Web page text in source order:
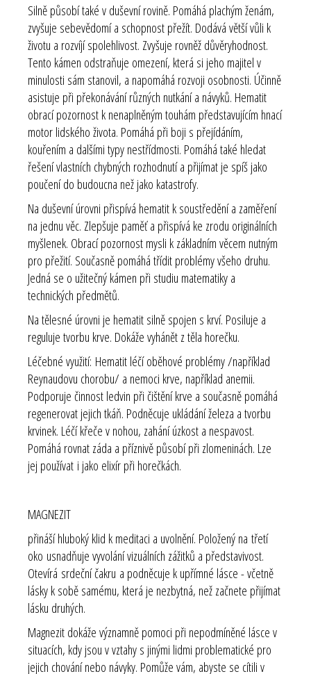
Silně působí také v duševní rovině. Pomáhá plachým ženám,
zvyšuje sebevědomí a schopnost přežít. Dodává větší vůli k
životu a rozvíjí spolehlivost. Zvyšuje rovněž důvěryhodnost.
Tento kámen odstraňuje omezení, která si jeho majitel v
minulosti sám stanovil, a napomáhá rozvoji osobnosti. Účinně
asistuje při překonávání různých nutkání a návyků. Hematit
obrací pozornost k nenaplněným touhám představujícím hnací
motor lidského života. Pomáhá při boji s přejídáním,
kouřením a dalšími typy nestřídmosti. Pomáhá také hledat
řešení vlastních chybných rozhodnutí a přijímat je spíš jako
poučení do budoucna než jako katastrofy.
Na duševní úrovni přispívá hematit k soustředění a zaměření
na jednu věc. Zlepšuje paměť a přispívá ke zrodu originálních
myšlenek. Obrací pozornost mysli k základním věcem nutným
pro přežití. Současně pomáhá třídit problémy všeho druhu.
Jedná se o užitečný kámen při studiu matematiky a
technických předmětů.
Na tělesné úrovni je hematit silně spojen s krví. Posiluje a
reguluje tvorbu krve. Dokáže vyhánět z těla horečku.
Léčebné využití: Hematit léčí oběhové problémy /například
Reynaudovu chorobu/ a nemoci krve, například anemii.
Podporuje činnost ledvin při čištění krve a současně pomáhá
regenerovat jejich tkáň. Podněcuje ukládání železa a tvorbu
krvinek. Léčí křeče v nohou, zahání úzkost a nespavost.
Pomáhá rovnat záda a příznivě působí při zlomeninách. Lze
jej používat i jako elixír při horečkách.
MAGNEZIT
přináší hluboký klid k meditaci a uvolnění. Položený na třetí
oko usnadňuje vyvolání vizuálních zážitků a představivost.
Otevírá srdeční čakru a podněcuje k upřímné lásce - včetně
lásky k sobě samému, která je nezbytná, než začnete přijímat
lásku druhých.
Magnezit dokáže významně pomoci při nepodmíněné lásce v
situacích, kdy jsou v vztahy s jinými lidmi problematické pro
jejich chování nebo návyky. Pomůže vám, abyste se cítili v